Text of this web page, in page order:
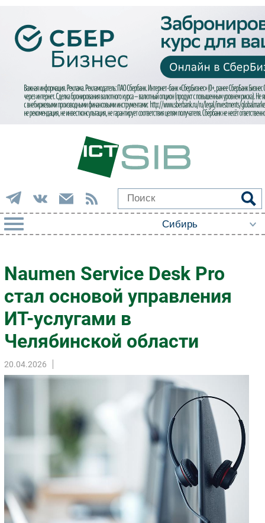
Импорто­замещение
Автоматизация Промышленности
Интернет
Мобильная связь
Фиксированная связь
Интеграция
Рынок ПК
Торговые сети
Оборудование
Outsourcing
Кадры
Регулирование
Финансы
Naumen Service Desk Pro
стал основой управления
ИТ-услугами в
Челябинской области
20.04.2026